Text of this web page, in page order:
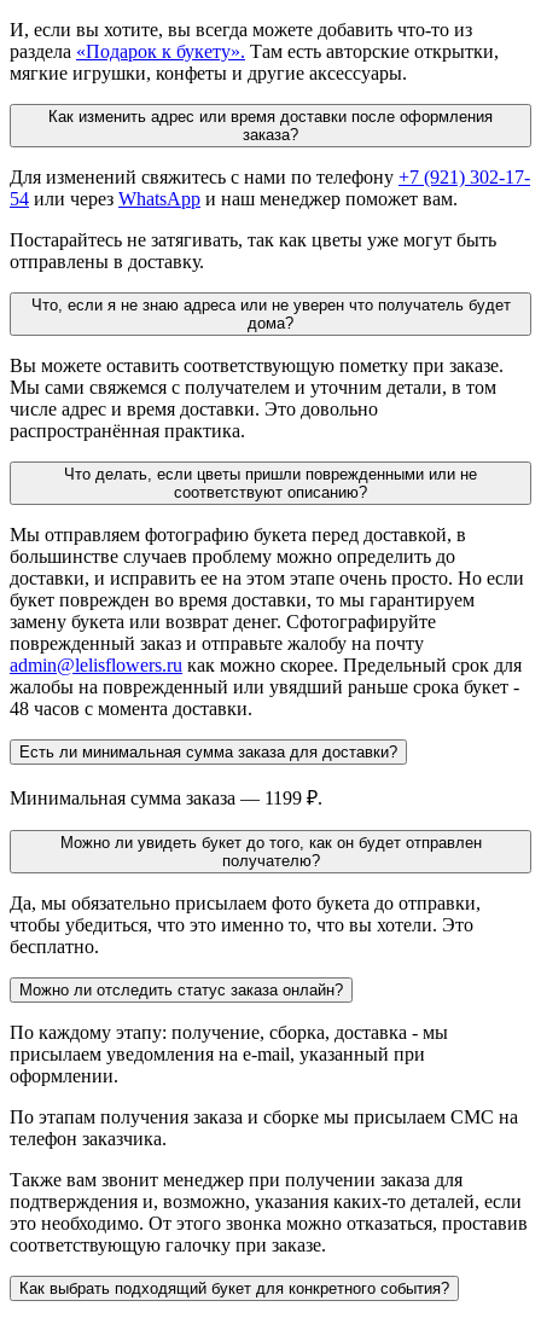
И, если вы хотите, вы всегда можете добавить что-то из
раздела «Подарок к букету». Там есть авторские открытки,
мягкие игрушки, конфеты и другие аксессуары.
Как изменить адрес или время доставки после оформления
заказа?
Для изменений свяжитесь с нами по телефону +7 (921) 302-17-
54 или через WhatsApp и наш менеджер поможет вам.
Постарайтесь не затягивать, так как цветы уже могут быть
отправлены в доставку.
Что, если я не знаю адреса или не уверен что получатель будет
дома?
Вы можете оставить соответствующую пометку при заказе.
Мы сами свяжемся с получателем и уточним детали, в том
числе адрес и время доставки. Это довольно
распространённая практика.
Что делать, если цветы пришли поврежденными или не
соответствуют описанию?
Мы отправляем фотографию букета перед доставкой, в
большинстве случаев проблему можно определить до
доставки, и исправить ее на этом этапе очень просто. Но если
букет поврежден во время доставки, то мы гарантируем
замену букета или возврат денег. Сфотографируйте
поврежденный заказ и отправьте жалобу на почту
admin@lelisflowers.ru как можно скорее. Предельный срок для
жалобы на поврежденный или увядший раньше срока букет -
48 часов с момента доставки.
Есть ли минимальная сумма заказа для доставки?
Минимальная сумма заказа — 1199 ₽.
Можно ли увидеть букет до того, как он будет отправлен
получателю?
Да, мы обязательно присылаем фото букета до отправки,
чтобы убедиться, что это именно то, что вы хотели. Это
бесплатно.
Можно ли отследить статус заказа онлайн?
По каждому этапу: получение, сборка, доставка - мы
присылаем уведомления на e-mail, указанный при
оформлении.
По этапам получения заказа и сборке мы присылаем СМС на
телефон заказчика.
Также вам звонит менеджер при получении заказа для
подтверждения и, возможно, указания каких-то деталей, если
это необходимо. От этого звонка можно отказаться, проставив
соответствующую галочку при заказе.
Как выбрать подходящий букет для конкретного события?